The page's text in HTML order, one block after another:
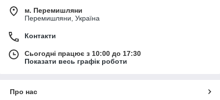
м. Перемишляни
Перемишляни, Україна
Контакти
Сьогодні працює з 10:00 до 17:30
Показати весь графік роботи
Про нас